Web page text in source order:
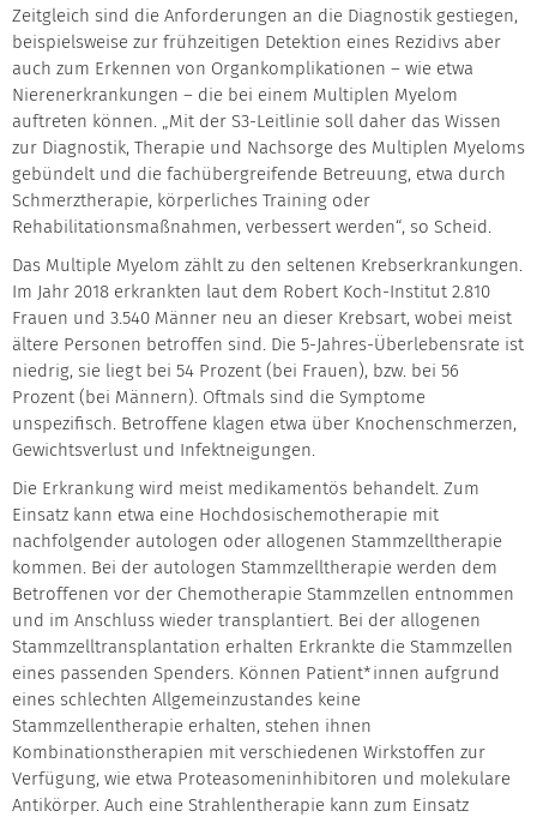
Zeitgleich sind die Anforderungen an die Diagnostik gestiegen,
beispielsweise zur frühzeitigen Detektion eines Rezidivs aber
auch zum Erkennen von Organkomplikationen – wie etwa
Nierenerkrankungen – die bei einem Multiplen Myelom
auftreten können. „Mit der S3-Leitlinie soll daher das Wissen
zur Diagnostik, Therapie und Nachsorge des Multiplen Myeloms
gebündelt und die fachübergreifende Betreuung, etwa durch
Schmerztherapie, körperliches Training oder
Rehabilitationsmaßnahmen, verbessert werden“, so Scheid.
Das Multiple Myelom zählt zu den seltenen Krebserkrankungen.
Im Jahr 2018 erkrankten laut dem Robert Koch-Institut 2.810
Frauen und 3.540 Männer neu an dieser Krebsart, wobei meist
ältere Personen betroffen sind. Die 5-Jahres-Überlebensrate ist
niedrig, sie liegt bei 54 Prozent (bei Frauen), bzw. bei 56
Prozent (bei Männern). Oftmals sind die Symptome
unspezifisch. Betroffene klagen etwa über Knochenschmerzen,
Gewichtsverlust und Infektneigungen.
Die Erkrankung wird meist medikamentös behandelt. Zum
Einsatz kann etwa eine Hochdosischemotherapie mit
nachfolgender autologen oder allogenen Stammzelltherapie
kommen. Bei der autologen Stammzelltherapie werden dem
Betroffenen vor der Chemotherapie Stammzellen entnommen
und im Anschluss wieder transplantiert. Bei der allogenen
Stammzelltransplantation erhalten Erkrankte die Stammzellen
eines passenden Spenders. Können Patient*innen aufgrund
eines schlechten Allgemeinzustandes keine
Stammzellentherapie erhalten, stehen ihnen
Kombinationstherapien mit verschiedenen Wirkstoffen zur
Verfügung, wie etwa Proteasomeninhibitoren und molekulare
Antikörper. Auch eine Strahlentherapie kann zum Einsatz